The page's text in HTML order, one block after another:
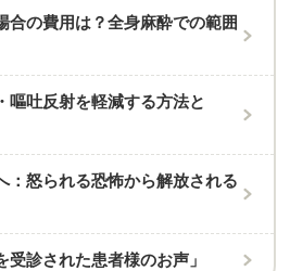
合の費用は？全身麻酔での範囲
嘔吐反射を軽減する方法と
：怒られる恐怖から解放される
受診された患者様のお声」